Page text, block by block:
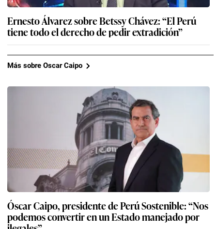
Ernesto Álvarez sobre Betssy Chávez: “El Perú
tiene todo el derecho de pedir extradición”
Más sobre Oscar Caipo
Óscar Caipo, presidente de Perú Sostenible: “Nos
podemos convertir en un Estado manejado por